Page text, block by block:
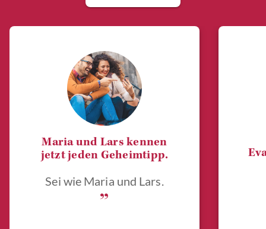
Maria und Lars kennen
jetzt jeden Geheimtipp.
Sei wie Maria und Lars.
„